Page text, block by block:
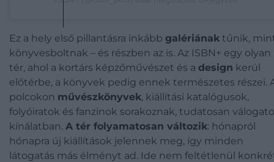
Ez a hely első pillantásra inkább galériának tűnik,
könyvesboltnak – és részben az is. Az ISBN+ egy olyan
tér, ahol a kortárs képzőművészet és a design kerül
előtérbe, a könyvek pedig ennek természetes részei.
polcokon művészkönyvek, kiállítási katalógusok,
folyóiratok és fanzinok sorakoznak, tudatosan
kínálatban. A tér folyamatosan változik: hónapról
hónapra új kiállítások jelennek meg, így minden
látogatás más élményt ad. Ide nem feltétlenül